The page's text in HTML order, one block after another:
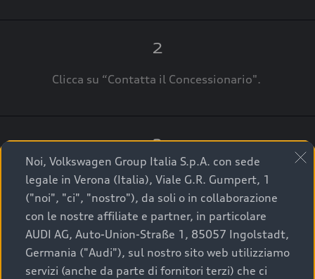
2
Clicca su “Contatta il Concessionario".
3
A breve verrai ricontattato dal Customer Care
Audi Center o direttamente dal Concessionario
che ti supporterà per finalizzare la tua richiesta.
Noi, Volkswagen Group Italia S.p.A. con sede
legale in Verona (Italia), Viale G.R. Gumpert, 1
("noi", "ci", "nostro"), da soli o in collaborazione
con le nostre affiliate e partner, in particolare
AUDI AG, Auto-Union-Straße 1, 85057 Ingolstadt,
Germania ("Audi"), sul nostro sito web utilizziamo
servizi (anche da parte di fornitori terzi) che ci